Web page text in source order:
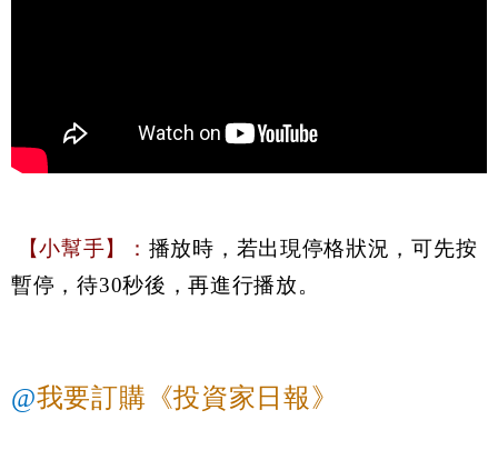
【小幫手】： 播放時，若出現停格狀況，可先按
暫停，待30秒後，再進行播放。
@我要訂購《投資家日報》